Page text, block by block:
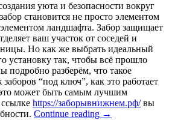
уюта и безопасности вокруг
становится не просто элементом
ландшафта. Забор защищает
ваш участок от соседей и
Но как же выбрать идеальный
установку так, чтобы всё прошло
подробно разберём, что такое
“под ключ”, как это работает
может быть самым лучшим
https://заборывнижнем.рф/вы
Continue reading Почему
→